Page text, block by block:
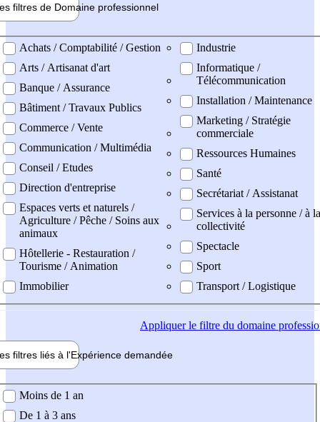
filtres de Domaine professionnel
professionel
Achats / Comptabilité / Gestion
Arts / Artisanat d'art
Banque / Assurance
Bâtiment / Travaux Publics
Commerce / Vente
Communication / Multimédia
Conseil / Etudes
Direction d'entreprise
Espaces verts et naturels /
Agriculture / Pêche / Soins aux
animaux
Hôtellerie - Restauration /
Tourisme / Animation
Immobilier
Industrie
Informatique /
Télécommunication
Installation / Maintenance
Marketing / Stratégie
commerciale
Ressources Humaines
Santé
Secrétariat / Assistanat
Services à la personne / à la
collectivité
Spectacle
Sport
Transport / Logistique
Appliquerle filtre du domaine
filtres liés à l'Expérience demandée
demandée
Moins de 1 an
De 1 à 3 ans